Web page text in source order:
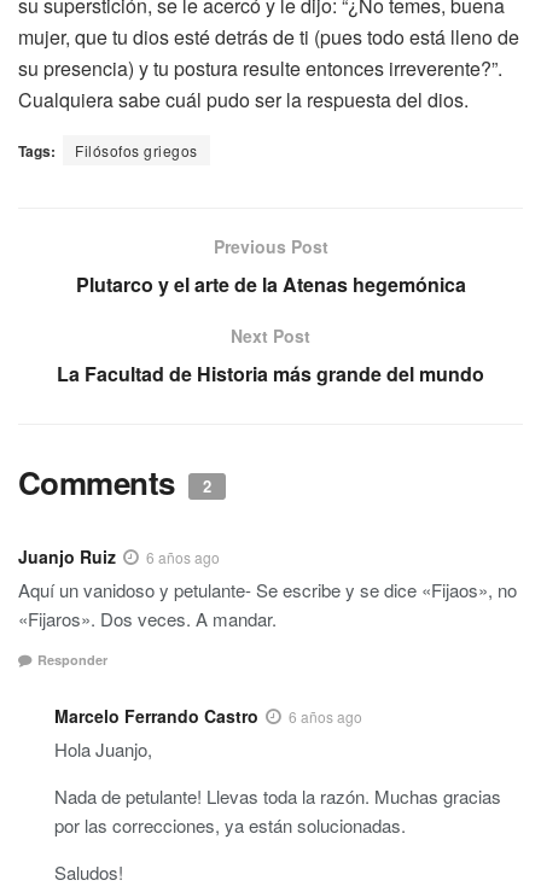
mujer, que tu dios esté detrás de ti (pues todo está lleno de
su presencia) y tu postura resulte entonces irreverente?”.
Cualquiera sabe cuál pudo ser la respuesta del dios.
Tags: Filósofos griegos
Previous Post
Plutarco y el arte de la Atenas hegemónica
Next Post
La Facultad de Historia más grande del mundo
Comments 2
Juanjo Ruiz 6 años ago
Aquí un vanidoso y petulante- Se escribe y se dice «Fijaos», no
«Fijaros». Dos veces. A mandar.
Responder
Marcelo Ferrando Castro 6 años ago
Hola Juanjo,
Nada de petulante! Llevas toda la razón. Muchas gracias
por las correcciones, ya están solucionadas.
Saludos!